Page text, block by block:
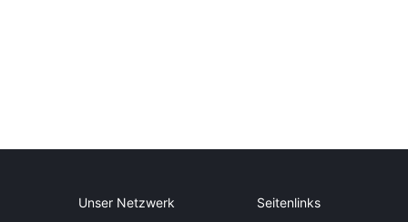
Unser Netzwerk Seitenlinks